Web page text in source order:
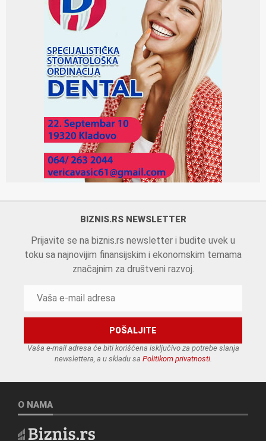
BIZNIS.RS NEWSLETTER
Prijavite se na biznis.rs newsletter i budite uvek u
toku sa najnovijim finansijskim i ekonomskim temama
značajnim za društveni razvoj.
Vaša e-mail adresa će biti korišćena isključivo za potrebe slanja
newslettera, a u skladu sa Politikom privatnosti.
O NAMA